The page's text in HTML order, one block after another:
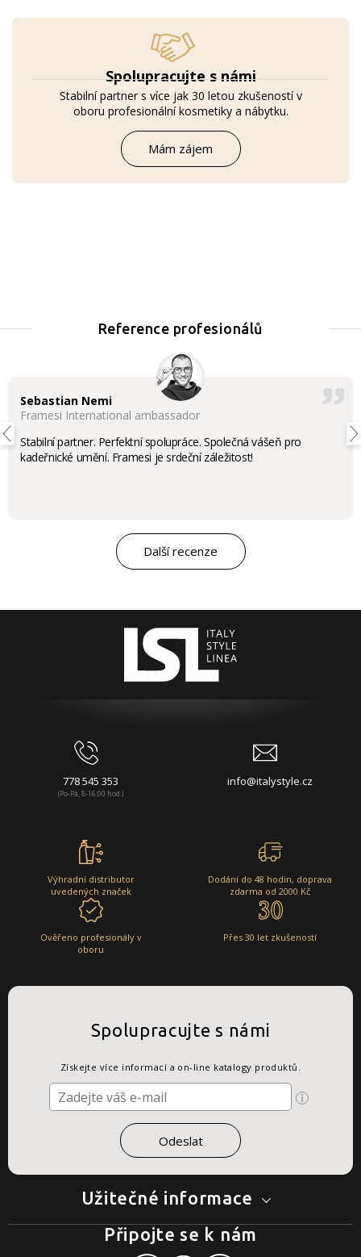
Spolupracujte s námi
Stabilní partner s více jak 30 letou zkušeností v
oboru profesionální kosmetiky a nábytku.
Mám zájem
Reference profesionálů
Sebastian Nemi
Framesi International ambassador
Stabilní partner. Perfektní spolupráce. Společná vášeň pro
kadeřnické umění. Framesi je srdeční záležitost!
Další recenze
778 545 353
(Po-Pá, 8-16:00 hod.)
info@italystyle.cz
Výhradní distributor
uvedených značek
Dodání do 48 hodin, doprava
zdarma od 2000 Kč
Ověřeno profesionály v
oboru
Přes 30 let zkušeností
Užitečné informace
Spolupracujte s námi
Získejte více informací a on-line katalogy produktů.
Připojte se k nám